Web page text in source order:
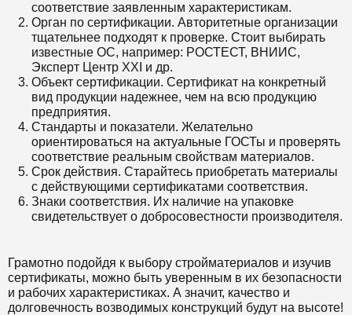
соответствие заявленным характеристикам.
Орган по сертификации. Авторитетные организации
тщательнее подходят к проверке. Стоит выбирать
известные ОС, например: РОСТЕСТ, ВНИИС,
Эксперт Центр XXI и др.
Объект сертификации. Сертификат на конкретный
вид продукции надежнее, чем на всю продукцию
предприятия.
Стандарты и показатели. Желательно
ориентироваться на актуальные ГОСТы и проверять
соответствие реальным свойствам материалов.
Срок действия. Старайтесь приобретать материалы
с действующими сертификатами соответствия.
Знаки соответствия. Их наличие на упаковке
свидетельствует о добросовестности производителя.
Грамотно подойдя к выбору стройматериалов и изучив
сертификаты, можно быть уверенным в их безопасности
и рабочих характеристиках. А значит, качество и
долговечность возводимых конструкций будут на высоте!